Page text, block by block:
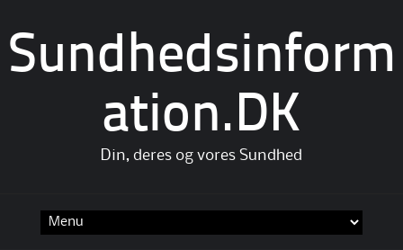
Sundhedsinform
ation.DK
Din, deres og vores Sundhed